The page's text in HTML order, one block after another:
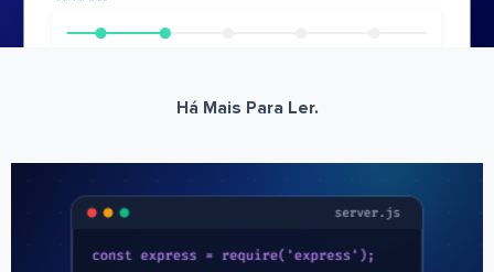
Há Mais Para Ler.